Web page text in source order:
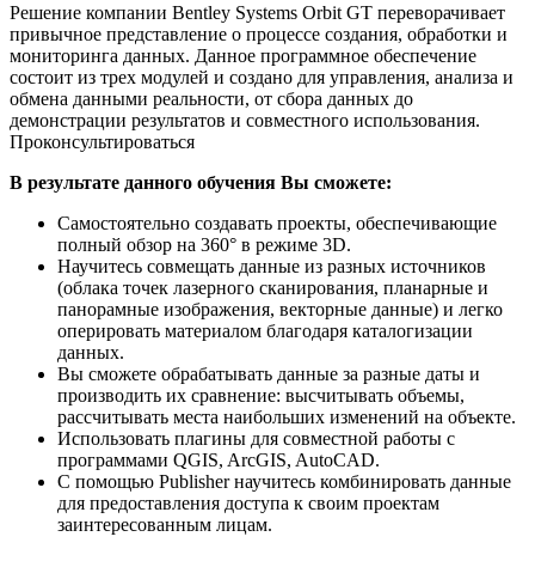
Решение компании Bentley Systems Orbit GT переворачивает
привычное представление о процессе создания, обработки и
мониторинга данных. Данное программное обеспечение
состоит из трех модулей и создано для управления, анализа и
обмена данными реальности, от сбора данных до
демонстрации результатов и совместного использования.
Проконсультироваться
В результате данного обучения Вы сможете:
Самостоятельно создавать проекты, обеспечивающие
полный обзор на 360° в режиме 3D.
Научитесь совмещать данные из разных источников
(облака точек лазерного сканирования, планарные и
панорамные изображения, векторные данные) и легко
оперировать материалом благодаря каталогизации
данных.
Вы сможете обрабатывать данные за разные даты и
производить их сравнение: высчитывать объемы,
рассчитывать места наибольших изменений на объекте.
Использовать плагины для совместной работы с
программами QGIS, ArcGIS, AutoCAD.
С помощью Publisher научитесь комбинировать данные
для предоставления доступа к своим проектам
заинтересованным лицам.